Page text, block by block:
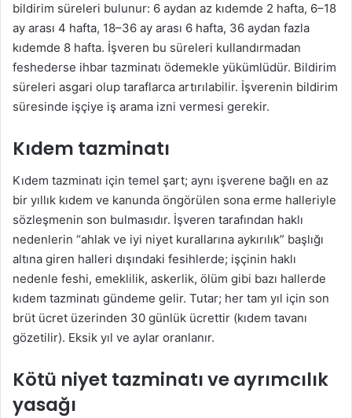
bildirim süreleri bulunur: 6 aydan az kıdemde 2 hafta, 6–18
ay arası 4 hafta, 18–36 ay arası 6 hafta, 36 aydan fazla
kıdemde 8 hafta. İşveren bu süreleri kullandırmadan
feshederse ihbar tazminatı ödemekle yükümlüdür. Bildirim
süreleri asgari olup taraflarca artırılabilir. İşverenin bildirim
süresinde işçiye iş arama izni vermesi gerekir.
Kıdem tazminatı
Kıdem tazminatı için temel şart; aynı işverene bağlı en az
bir yıllık kıdem ve kanunda öngörülen sona erme halleriyle
sözleşmenin son bulmasıdır. İşveren tarafından haklı
nedenlerin “ahlak ve iyi niyet kurallarına aykırılık” başlığı
altına giren halleri dışındaki fesihlerde; işçinin haklı
nedenle feshi, emeklilik, askerlik, ölüm gibi bazı hallerde
kıdem tazminatı gündeme gelir. Tutar; her tam yıl için son
brüt ücret üzerinden 30 günlük ücrettir (kıdem tavanı
gözetilir). Eksik yıl ve aylar oranlanır.
Kötü niyet tazminatı ve ayrımcılık
yasağı